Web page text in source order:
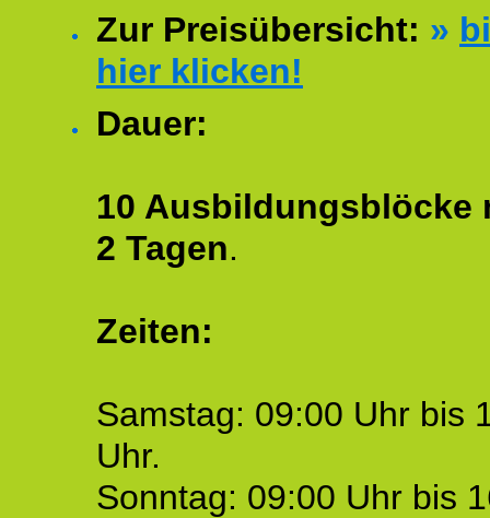
Zur Preisübersicht: »
hier klicken!
Dauer:
10 Ausbildungsblöcke
2 Tagen.
Zeiten:
Samstag: 09:00 Uhr bis
Uhr.
Sonntag: 09:00 Uhr bis